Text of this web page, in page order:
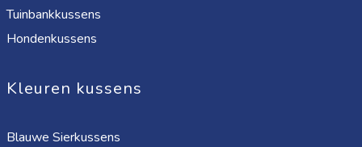
Tuinbankkussens
Hondenkussens
Kleuren kussens
Blauwe Sierkussens